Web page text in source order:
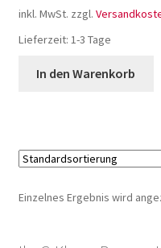
inkl. MwSt. zzgl.
Lieferzeit: 1-3 Tage
In den Warenkorb
Einzelnes Ergebnis wird